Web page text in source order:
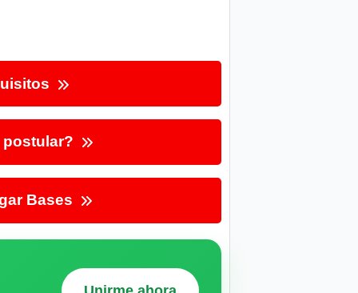
postular?
Bases